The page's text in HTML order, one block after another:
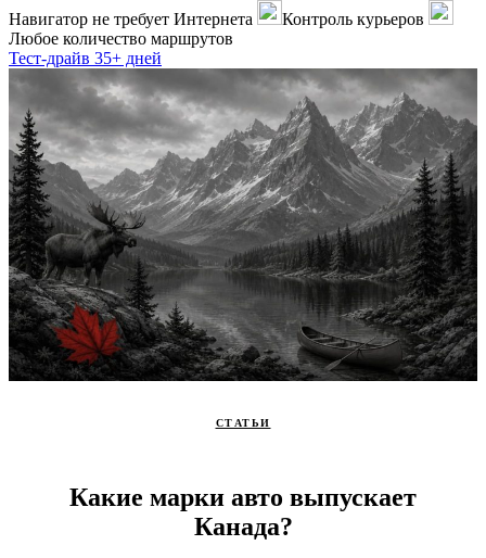
Навигатор не требует Интернета
Контроль курьеров
Любое количество маршрутов
Тест-драйв 35+ дней
СТАТЬИ
Какие марки авто выпускает
Канада?